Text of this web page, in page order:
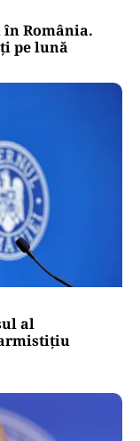
România.
pe lună
al